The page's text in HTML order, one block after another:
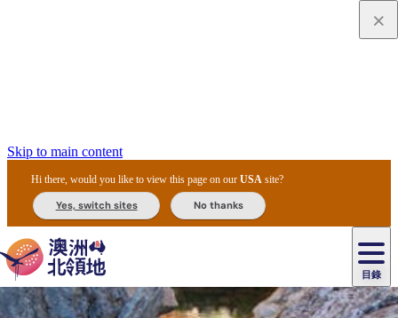
Skip to main content
Hi there, would you like to view this page on ourUSA site?
Yes, switch sites No thanks
目錄
卡
住
民
租